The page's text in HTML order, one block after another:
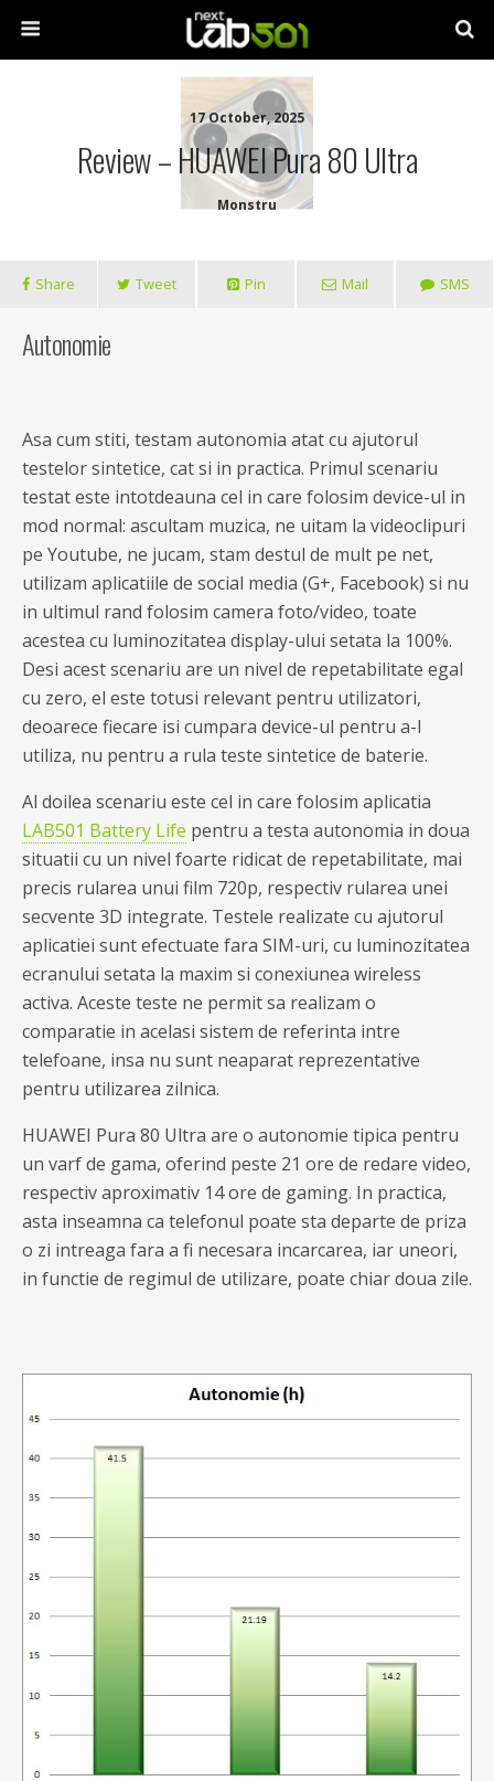
17 October, 2025
Review – HUAWEI Pura 80 Ultra
Monstru
Share Tweet Pin Mail SMS
Autonomie
Asa cum stiti, testam autonomia atat cu ajutorul
testelor sintetice, cat si in practica. Primul scenariu
testat este intotdeauna cel in care folosim device-ul in
mod normal: ascultam muzica, ne uitam la videoclipuri
pe Youtube, ne jucam, stam destul de mult pe net,
utilizam aplicatiile de social media (G+, Facebook) si nu
in ultimul rand folosim camera foto/video, toate
acestea cu luminozitatea display-ului setata la 100%.
Desi acest scenariu are un nivel de repetabilitate egal
cu zero, el este totusi relevant pentru utilizatori,
deoarece fiecare isi cumpara device-ul pentru a-l
utiliza, nu pentru a rula teste sintetice de baterie.
Al doilea scenariu este cel in care folosim aplicatia
LAB501 Battery Life pentru a testa autonomia in doua
situatii cu un nivel foarte ridicat de repetabilitate, mai
precis rularea unui film 720p, respectiv rularea unei
secvente 3D integrate. Testele realizate cu ajutorul
aplicatiei sunt efectuate fara SIM-uri, cu luminozitatea
ecranului setata la maxim si conexiunea wireless
activa. Aceste teste ne permit sa realizam o
comparatie in acelasi sistem de referinta intre
telefoane, insa nu sunt neaparat reprezentative
pentru utilizarea zilnica.
HUAWEI Pura 80 Ultra are o autonomie tipica pentru
un varf de gama, oferind peste 21 ore de redare video,
respectiv aproximativ 14 ore de gaming. In practica,
asta inseamna ca telefonul poate sta departe de priza
o zi intreaga fara a fi necesara incarcarea, iar uneori,
in functie de regimul de utilizare, poate chiar doua zile.